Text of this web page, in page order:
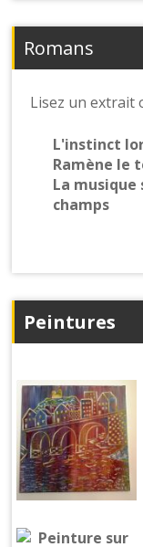
Romans
Lisez un extrait
L'instinct
Ramène le
La musique
champs
Peintures